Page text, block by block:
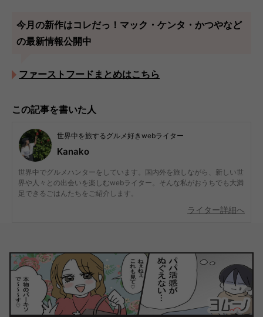
今月の新作はコレだっ！マック・ケンタ・かつやなど
の最新情報公開中
ファーストフードまとめはこちら
この記事を書いた人
世界中を旅するグルメ好きwebライター
Kanako
世界中でグルメハンターをしています。国内外を旅しながら、新しい世
界や人々との出会いを楽しむwebライター。そんな私がおうちでも大満
足できるごはんたちをご紹介します。
ライター詳細へ